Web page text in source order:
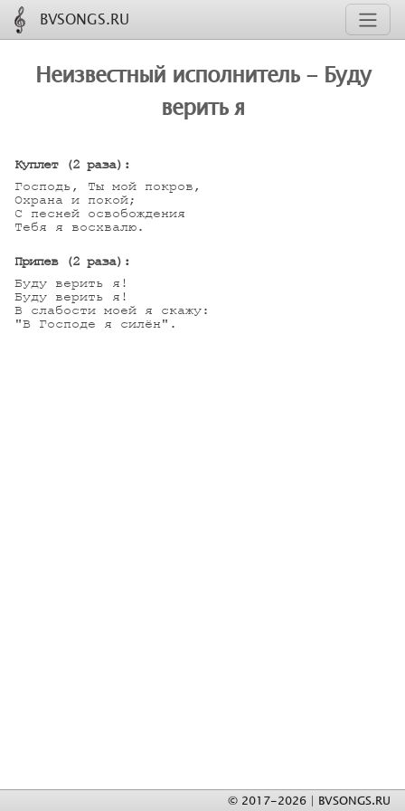
BVSONGS.RU
Неизвестный исполнитель - Буду
верить я
Куплет (2 раза):
Господь, Ты мой покров,
Охрана и покой;
С песней освобождения
Тебя я восхвалю.
Припев (2 раза):
Буду верить я!
Буду верить я!
В слабости моей я скажу:
"В Господе я силён".
© 2017-2026 | BVSONGS.RU